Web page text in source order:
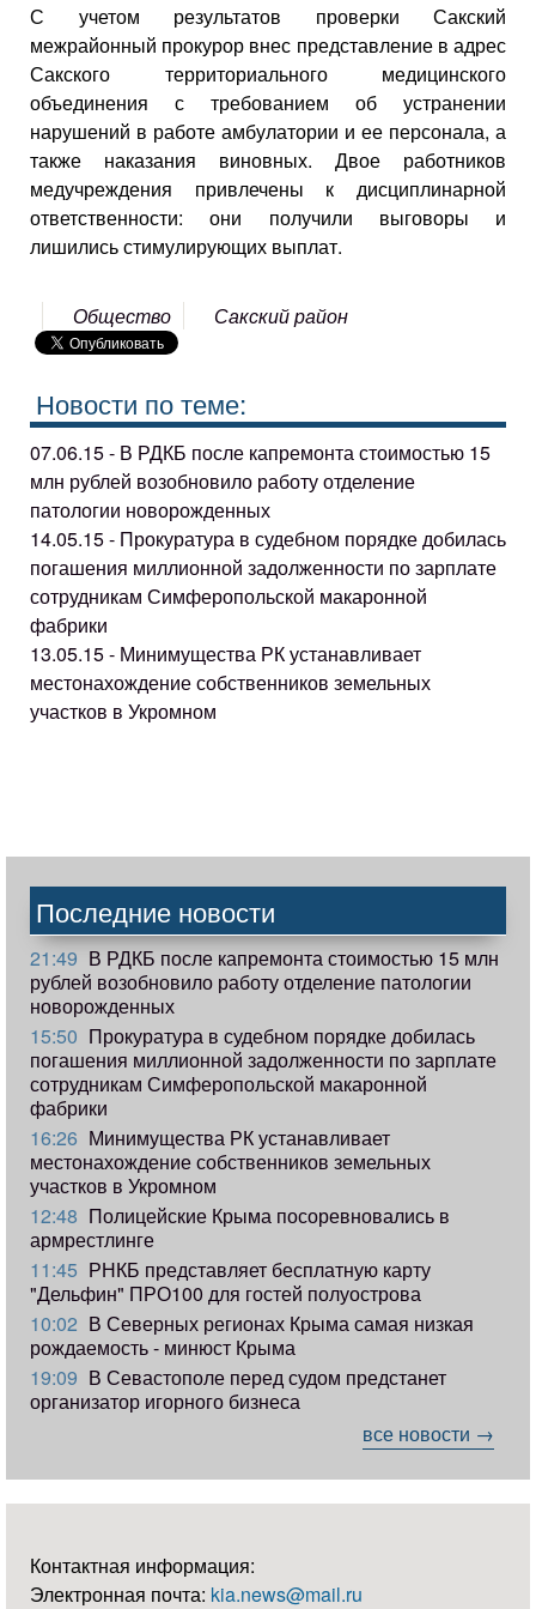
С учетом результатов проверки Сакский
межрайонный прокурор внес представление в адрес
Сакского территориального медицинского
объединения с требованием об устранении
нарушений в работе амбулатории и ее персонала, а
также наказания виновных. Двое работников
медучреждения привлечены к дисциплинарной
ответственности: они получили выговоры и
лишились стимулирующих выплат.
Общество Сакский район
Новости по теме:
07.06.15 - В РДКБ после капремонта стоимостью 15
млн рублей возобновило работу отделение
патологии новорожденных
14.05.15 - Прокуратура в судебном порядке добилась
погашения миллионной задолженности по зарплате
сотрудникам Симферопольской макаронной
фабрики
13.05.15 - Минимущества РК устанавливает
местонахождение собственников земельных
участков в Укромном
Последние новости
21:49 В РДКБ после капремонта стоимостью 15 млн
рублей возобновило работу отделение патологии
новорожденных
15:50 Прокуратура в судебном порядке добилась
погашения миллионной задолженности по зарплате
сотрудникам Симферопольской макаронной
фабрики
16:26 Минимущества РК устанавливает
местонахождение собственников земельных
участков в Укромном
12:48 Полицейские Крыма посоревновались в
армрестлинге
11:45 РНКБ представляет бесплатную карту
"Дельфин" ПРО100 для гостей полуострова
10:02 В Северных регионах Крыма самая низкая
рождаемость - минюст Крыма
19:09 В Севастополе перед судом предстанет
организатор игорного бизнеса
все новости →
Контактная информация:
Электронная почта: kia.news@mail.ru